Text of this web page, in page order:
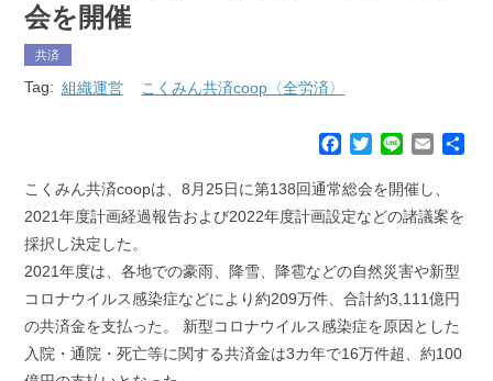
会を開催
共済
Tag: 組織運営 こくみん共済coop〈全労済〉
c
e
o
k
T
i
t
r
n
e
E
i
こくみん共済coopは、8月25日に第138回通常総会を開催し、
2021年度計画経過報告および2022年度計画設定などの諸議案を
採択し決定した。
2021年度は、各地での豪雨、降雪、降雹などの自然災害や新型
コロナウイルス感染症などにより約209万件、合計約3,111億円
の共済金を支払った。 新型コロナウイルス感染症を原因とした
入院・通院・死亡等に関する共済金は3カ年で16万件超、約100